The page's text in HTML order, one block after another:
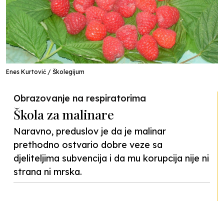
Enes Kurtović / Školegijum
Obrazovanje na respiratorima
Škola za malinare
Naravno, preduslov je da je malinar
prethodno ostvario dobre veze sa
djeliteljima subvencija i da mu korupcija nije ni
strana ni mrska.